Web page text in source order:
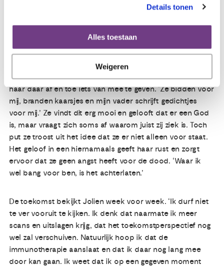
Details tonen
Alles toestaan
Weigeren
praat er op een natuurlijke manier over, alsof het bij het
leven hoort.’
Ik ben bang voor het achterlaten
Jolien is gelovig opgevoed, maar is zelf niet praktiserend.
Haar ouders halen veel steun uit hun geloof en proberen
haar daar af en toe iets van mee te geven. ‘Ze bidden voor
mij, branden kaarsjes en mijn vader schrijft gedichtjes
voor mij.’ Ze vindt dit erg mooi en gelooft dat er een God
is, maar vraagt zich soms af waarom juist zij ziek is. Toch
put ze troost uit het idee dat ze er niet alleen voor staat.
Het geloof in een hiernamaals geeft haar rust en zorgt
ervoor dat ze geen angst heeft voor de dood. ‘Waar ik
wel bang voor ben, is het achterlaten.’
De toekomst bekijkt Jolien week voor week. ‘Ik durf niet
te ver vooruit te kijken. Ik denk dat naarmate ik meer
scans en uitslagen krijg, dat het toekomstperspectief nog
wel zal verschuiven. Natuurlijk hoop ik dat de
immunotherapie aanslaat en dat ik daar nog lang mee
door kan gaan. Ik weet dat ik op een gegeven moment